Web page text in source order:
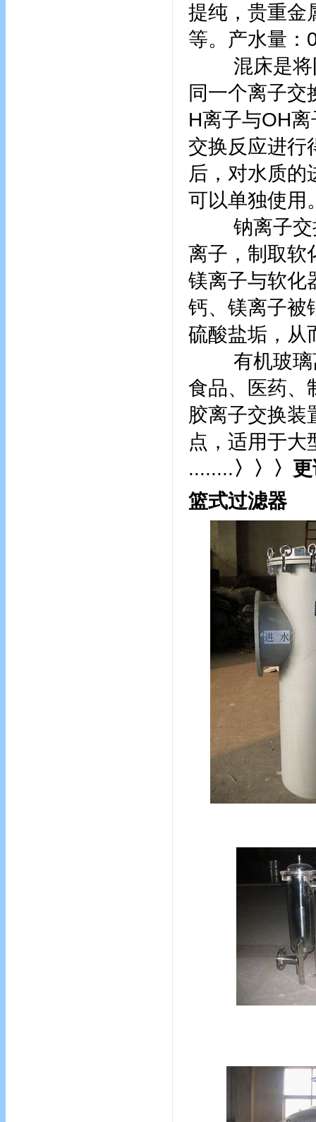
提纯，贵重金
等。产水量：
混床是将阴
同一个离子交
H离子与OH
交换反应进行
后，对水质的
可以单独使用
钠离子交换
离子，制取软
镁离子与软化
钙、镁离子被
硫酸盐垢，从
有机玻璃离
食品、医药、
胶离子交换装
点，适用于大
........〉〉〉
篮式过滤器